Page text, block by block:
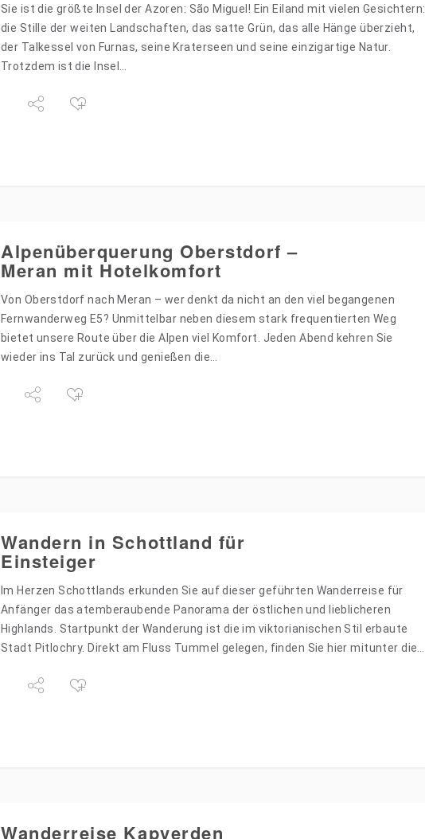
Sie ist die größte Insel der Azoren: São Miguel! Ein Eiland mit vielen Gesichtern:
die Stille der weiten Landschaften, das satte Grün, das alle Hänge überzieht,
der Talkessel von Furnas, seine Kraterseen und seine einzigartige Natur.
Trotzdem ist die Insel…
Alpenüberquerung Oberstdorf –
Meran mit Hotelkomfort
Von Oberstdorf nach Meran – wer denkt da nicht an den viel begangenen
Fernwanderweg E5? Unmittelbar neben diesem stark frequentierten Weg
bietet unsere Route über die Alpen viel Komfort. Jeden Abend kehren Sie
wieder ins Tal zurück und genießen die…
Wandern in Schottland für
Einsteiger
Im Herzen Schottlands erkunden Sie auf dieser geführten Wanderreise für
Anfänger das atemberaubende Panorama der östlichen und lieblicheren
Highlands. Startpunkt der Wanderung ist die im viktorianischen Stil erbaute
Stadt Pitlochry. Direkt am Fluss Tummel gelegen, finden Sie hier mitunter die…
Wanderreise Kapverden